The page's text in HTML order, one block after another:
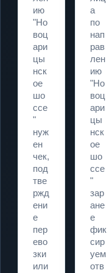
ию
"Но
воц
ари
цы
нск
ое
шо
ссе
"
нуж
ен
чек,
под
тве
ржд
ени
е
пер
ево
зки
или
а
по
нап
рав
лен
ию
"Но
воц
ари
цы
нск
ое
шо
ссе
"
зар
ане
е
фик
сир
уем
отв